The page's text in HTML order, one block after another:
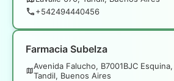
+542494440456
Farmacia Subelza
Avenida Falucho, B7001BJC Esquina,
Tandil, Buenos Aires